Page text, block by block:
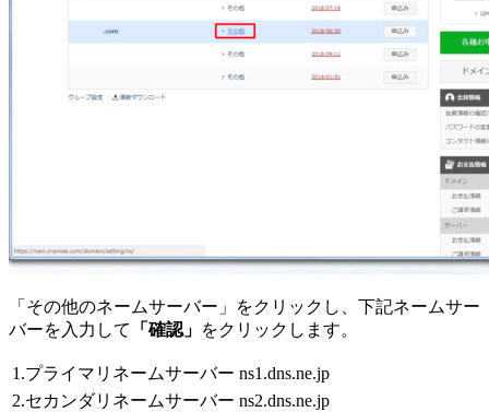
「その他のネームサーバー」をクリックし、下記ネームサー
バーを入力して
「確認」 をクリックします。
1.プライマリネームサーバー ns1.dns.ne.jp
2.セカンダリネームサーバー ns2.dns.ne.jp